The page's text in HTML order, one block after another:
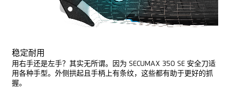
稳定耐用
用右手还是左手？其实无所谓。因为 SECUMAX 350 SE 安全刀适
用各种手型。外侧拱起且手柄上有条纹，这些都有助于更好的抓
握。